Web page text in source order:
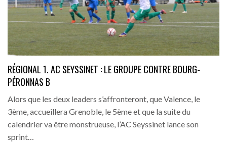
RÉGIONAL 1. AC SEYSSINET : LE GROUPE CONTRE BOURG-
PÉRONNAS B
Alors que les deux leaders s’affronteront, que Valence, le
3ème, accueillera Grenoble, le 5ème et que la suite du
calendrier va être monstrueuse, l’AC Seyssinet lance son
sprint…